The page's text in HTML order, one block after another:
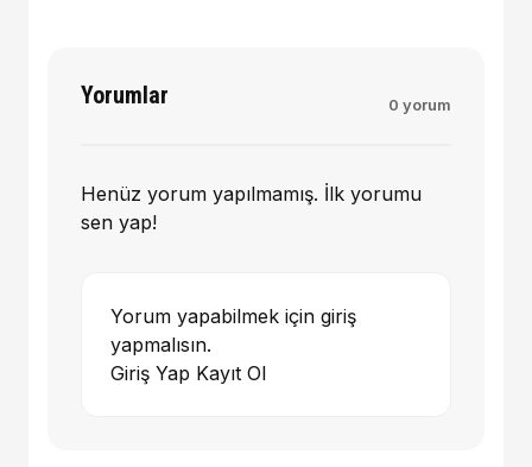
Yorumlar 0 yorum
Henüz yorum yapılmamış. İlk yorumu
sen yap!
Yorum yapabilmek için giriş
yapmalısın.
Giriş Yap Kayıt Ol